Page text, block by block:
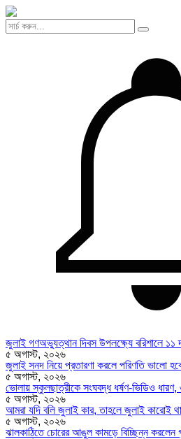
জুলাই গণঅভ্যুত্থান দিবস উপলক্ষ্যে বরিশালে ১১
৫ অগাস্ট, ২০২৬
জুলাই সনদ নিয়ে প্রতারণা করলে পরিণতি ভালো
৫ অগাস্ট, ২০২৬
ভোলায় স্কুলছাত্রীকে সংঘবদ্ধ ধর্ষণ-ভিডিও
৫ অগাস্ট, ২০২৬
আমরা যদি বলি জুলাই কার, তাহলে জুলাই কারোই
৫ অগাস্ট, ২০২৬
ঝালকাঠিতে চোরের আঙুল কামড়ে বিচ্ছিন্ন করলেন